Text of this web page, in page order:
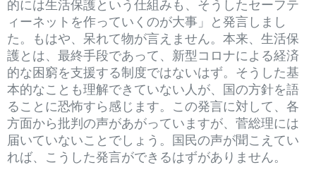
的には生活保護という仕組みも、そうしたセーフテ
ィーネットを作っていくのが大事」と発言しまし
た。もはや、呆れて物が言えません。本来、生活保
護とは、最終手段であって、新型コロナによる経済
的な困窮を支援する制度ではないはず。そうした基
本的なことも理解できていない人が、国の方針を語
ることに恐怖すら感じます。この発言に対して、各
方面から批判の声があがっていますが、菅総理には
届いていないことでしょう。国民の声が聞こえてい
れば、こうした発言ができるはずがありません。